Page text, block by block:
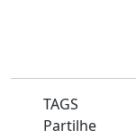
TAGS
Partilhe